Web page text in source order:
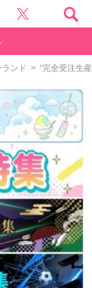
ンド > “完全受注生